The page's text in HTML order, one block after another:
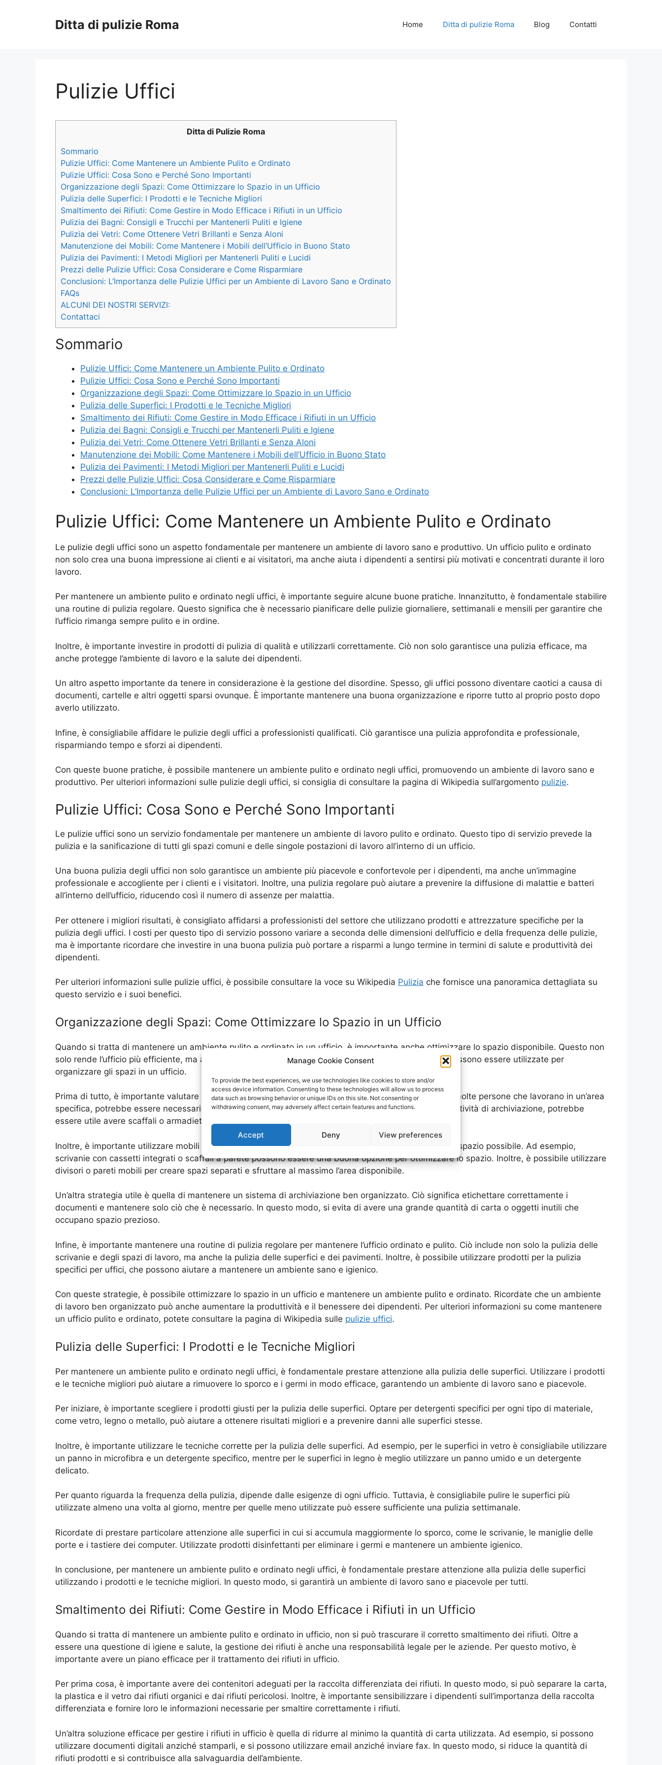
Manage Cookie Consent
To provide the best experiences, we use technologies like cookies to store and/or
access device information. Consenting to these technologies will allow us to process
data such as browsing behavior or unique IDs on this site. Not consenting or
withdrawing consent, may adversely affect certain features and functions.
Accept Deny View preferences
Ditta di pulizie Roma Home Ditta di pulizie Roma Blog Contatti
Pulizie Uffici
Ditta di Pulizie Roma
Sommario
Pulizie Uffici: Come Mantenere un Ambiente Pulito e Ordinato
Pulizie Uffici: Cosa Sono e Perché Sono Importanti
Organizzazione degli Spazi: Come Ottimizzare lo Spazio in un Ufficio
Pulizia delle Superfici: I Prodotti e le Tecniche Migliori
Smaltimento dei Rifiuti: Come Gestire in Modo Efficace i Rifiuti in un Ufficio
Pulizia dei Bagni: Consigli e Trucchi per Mantenerli Puliti e Igiene
Pulizia dei Vetri: Come Ottenere Vetri Brillanti e Senza Aloni
Manutenzione dei Mobili: Come Mantenere i Mobili dell’Ufficio in Buono Stato
Pulizia dei Pavimenti: I Metodi Migliori per Mantenerli Puliti e Lucidi
Prezzi delle Pulizie Uffici: Cosa Considerare e Come Risparmiare
Conclusioni: L’Importanza delle Pulizie Uffici per un Ambiente di Lavoro Sano e Ordinato
FAQs
ALCUNI DEI NOSTRI SERVIZI:
Contattaci
Sommario
Pulizie Uffici: Come Mantenere un Ambiente Pulito e Ordinato
Pulizie Uffici: Cosa Sono e Perché Sono Importanti
Organizzazione degli Spazi: Come Ottimizzare lo Spazio in un Ufficio
Pulizia delle Superfici: I Prodotti e le Tecniche Migliori
Smaltimento dei Rifiuti: Come Gestire in Modo Efficace i Rifiuti in un Ufficio
Pulizia dei Bagni: Consigli e Trucchi per Mantenerli Puliti e Igiene
Pulizia dei Vetri: Come Ottenere Vetri Brillanti e Senza Aloni
Manutenzione dei Mobili: Come Mantenere i Mobili dell’Ufficio in Buono Stato
Pulizia dei Pavimenti: I Metodi Migliori per Mantenerli Puliti e Lucidi
Prezzi delle Pulizie Uffici: Cosa Considerare e Come Risparmiare
Conclusioni: L’Importanza delle Pulizie Uffici per un Ambiente di Lavoro Sano e Ordinato
Pulizie Uffici: Come Mantenere un Ambiente Pulito e Ordinato
Le pulizie degli uffici sono un aspetto fondamentale per mantenere un ambiente di lavoro sano e produttivo. Un ufficio pulito e ordinato
non solo crea una buona impressione ai clienti e ai visitatori, ma anche aiuta i dipendenti a sentirsi più motivati e concentrati durante il loro
lavoro.
Per mantenere un ambiente pulito e ordinato negli uffici, è importante seguire alcune buone pratiche. Innanzitutto, è fondamentale stabilire
una routine di pulizia regolare. Questo significa che è necessario pianificare delle pulizie giornaliere, settimanali e mensili per garantire che
l’ufficio rimanga sempre pulito e in ordine.
Inoltre, è importante investire in prodotti di pulizia di qualità e utilizzarli correttamente. Ciò non solo garantisce una pulizia efficace, ma
anche protegge l’ambiente di lavoro e la salute dei dipendenti.
Un altro aspetto importante da tenere in considerazione è la gestione del disordine. Spesso, gli uffici possono diventare caotici a causa di
documenti, cartelle e altri oggetti sparsi ovunque. È importante mantenere una buona organizzazione e riporre tutto al proprio posto dopo
averlo utilizzato.
Infine, è consigliabile affidare le pulizie degli uffici a professionisti qualificati. Ciò garantisce una pulizia approfondita e professionale,
risparmiando tempo e sforzi ai dipendenti.
Con queste buone pratiche, è possibile mantenere un ambiente pulito e ordinato negli uffici, promuovendo un ambiente di lavoro sano e
produttivo. Per ulteriori informazioni sulle pulizie degli uffici, si consiglia di consultare la pagina di Wikipedia sull’argomento pulizie.
Pulizie Uffici: Cosa Sono e Perché Sono Importanti
Le pulizie uffici sono un servizio fondamentale per mantenere un ambiente di lavoro pulito e ordinato. Questo tipo di servizio prevede la
pulizia e la sanificazione di tutti gli spazi comuni e delle singole postazioni di lavoro all’interno di un ufficio.
Una buona pulizia degli uffici non solo garantisce un ambiente più piacevole e confortevole per i dipendenti, ma anche un’immagine
professionale e accogliente per i clienti e i visitatori. Inoltre, una pulizia regolare può aiutare a prevenire la diffusione di malattie e batteri
all’interno dell’ufficio, riducendo così il numero di assenze per malattia.
Per ottenere i migliori risultati, è consigliato affidarsi a professionisti del settore che utilizzano prodotti e attrezzature specifiche per la
pulizia degli uffici. I costi per questo tipo di servizio possono variare a seconda delle dimensioni dell’ufficio e della frequenza delle pulizie,
ma è importante ricordare che investire in una buona pulizia può portare a risparmi a lungo termine in termini di salute e produttività dei
dipendenti.
Per ulteriori informazioni sulle pulizie uffici, è possibile consultare la voce su Wikipedia Pulizia che fornisce una panoramica dettagliata su
questo servizio e i suoi benefici.
Organizzazione degli Spazi: Come Ottimizzare lo Spazio in un Ufficio
Quando si tratta di mantenere un ambiente pulito e ordinato in un ufficio, è importante anche ottimizzare lo spazio disponibile. Questo non
solo rende l’ufficio più efficiente, ma anche più piacevole da lavorare. Ci sono diverse strategie che possono essere utilizzate per
organizzare gli spazi in un ufficio.
Prima di tutto, è importante valutare le esigenze e le attività svolte in ufficio. Ad esempio, se ci sono molte persone che lavorano in un’area
specifica, potrebbe essere necessario avere più scrivanie o spazi di lavoro. Invece, se ci sono molte attività di archiviazione, potrebbe
essere utile avere scaffali o armadietti per mantenere tutto in ordine.
Inoltre, è importante utilizzare mobili e arredi che siano funzionali e allo stesso tempo occupino meno spazio possibile. Ad esempio,
scrivanie con cassetti integrati o scaffali a parete possono essere una buona opzione per ottimizzare lo spazio. Inoltre, è possibile utilizzare
divisori o pareti mobili per creare spazi separati e sfruttare al massimo l’area disponibile.
Un’altra strategia utile è quella di mantenere un sistema di archiviazione ben organizzato. Ciò significa etichettare correttamente i
documenti e mantenere solo ciò che è necessario. In questo modo, si evita di avere una grande quantità di carta o oggetti inutili che
occupano spazio prezioso.
Infine, è importante mantenere una routine di pulizia regolare per mantenere l’ufficio ordinato e pulito. Ciò include non solo la pulizia delle
scrivanie e degli spazi di lavoro, ma anche la pulizia delle superfici e dei pavimenti. Inoltre, è possibile utilizzare prodotti per la pulizia
specifici per uffici, che possono aiutare a mantenere un ambiente sano e igienico.
Con queste strategie, è possibile ottimizzare lo spazio in un ufficio e mantenere un ambiente pulito e ordinato. Ricordate che un ambiente
di lavoro ben organizzato può anche aumentare la produttività e il benessere dei dipendenti. Per ulteriori informazioni su come mantenere
un ufficio pulito e ordinato, potete consultare la pagina di Wikipedia sulle pulizie uffici.
Pulizia delle Superfici: I Prodotti e le Tecniche Migliori
Per mantenere un ambiente pulito e ordinato negli uffici, è fondamentale prestare attenzione alla pulizia delle superfici. Utilizzare i prodotti
e le tecniche migliori può aiutare a rimuovere lo sporco e i germi in modo efficace, garantendo un ambiente di lavoro sano e piacevole.
Per iniziare, è importante scegliere i prodotti giusti per la pulizia delle superfici. Optare per detergenti specifici per ogni tipo di materiale,
come vetro, legno o metallo, può aiutare a ottenere risultati migliori e a prevenire danni alle superfici stesse.
Inoltre, è importante utilizzare le tecniche corrette per la pulizia delle superfici. Ad esempio, per le superfici in vetro è consigliabile utilizzare
un panno in microfibra e un detergente specifico, mentre per le superfici in legno è meglio utilizzare un panno umido e un detergente
delicato.
Per quanto riguarda la frequenza della pulizia, dipende dalle esigenze di ogni ufficio. Tuttavia, è consigliabile pulire le superfici più
utilizzate almeno una volta al giorno, mentre per quelle meno utilizzate può essere sufficiente una pulizia settimanale.
Ricordate di prestare particolare attenzione alle superfici in cui si accumula maggiormente lo sporco, come le scrivanie, le maniglie delle
porte e i tastiere dei computer. Utilizzate prodotti disinfettanti per eliminare i germi e mantenere un ambiente igienico.
In conclusione, per mantenere un ambiente pulito e ordinato negli uffici, è fondamentale prestare attenzione alla pulizia delle superfici
utilizzando i prodotti e le tecniche migliori. In questo modo, si garantirà un ambiente di lavoro sano e piacevole per tutti.
Smaltimento dei Rifiuti: Come Gestire in Modo Efficace i Rifiuti in un Ufficio
Quando si tratta di mantenere un ambiente pulito e ordinato in ufficio, non si può trascurare il corretto smaltimento dei rifiuti. Oltre a
essere una questione di igiene e salute, la gestione dei rifiuti è anche una responsabilità legale per le aziende. Per questo motivo, è
importante avere un piano efficace per il trattamento dei rifiuti in ufficio.
Per prima cosa, è importante avere dei contenitori adeguati per la raccolta differenziata dei rifiuti. In questo modo, si può separare la carta,
la plastica e il vetro dai rifiuti organici e dai rifiuti pericolosi. Inoltre, è importante sensibilizzare i dipendenti sull’importanza della raccolta
differenziata e fornire loro le informazioni necessarie per smaltire correttamente i rifiuti.
Un’altra soluzione efficace per gestire i rifiuti in ufficio è quella di ridurre al minimo la quantità di carta utilizzata. Ad esempio, si possono
utilizzare documenti digitali anziché stamparli, e si possono utilizzare email anziché inviare fax. In questo modo, si riduce la quantità di
rifiuti prodotti e si contribuisce alla salvaguardia dell’ambiente.